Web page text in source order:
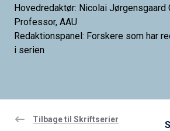
Hovedredaktør: Nicolai Jørgensgaard
Professor, AAU
Redaktionspanel: Forskere som har
i serien
Tilbage til Skriftserier